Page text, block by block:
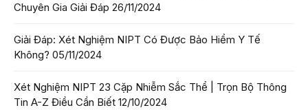
Chuyên Gia Giải Đáp 26/11/2024
Giải Đáp: Xét Nghiệm NIPT Có Được Bảo Hiểm Y Tế
Không? 05/11/2024
Xét Nghiệm NIPT 23 Cặp Nhiễm Sắc Thể | Trọn Bộ Thông
Tin A-Z Điều Cần Biết 12/10/2024